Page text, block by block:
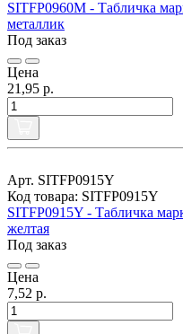
SITFP0960M - Табличка
металлик
Под заказ
Цена
21,95 р.
Арт. SITFP0915Y
Код товара: SITFP0915Y
SITFP0915Y - Табличка
желтая
Под заказ
Цена
7,52 р.